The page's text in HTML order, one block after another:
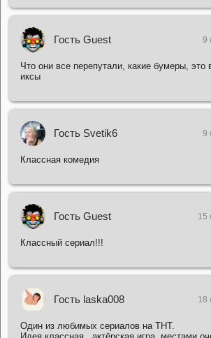
Гость Guest 9
Что они все перепутали, какие бумеры,
иксы
Гость Svetik6 9
Классная комедия
Гость Guest 15
Классный сериал!!!
Гость laska008 18
Один из любимых сериалов на ТНТ.